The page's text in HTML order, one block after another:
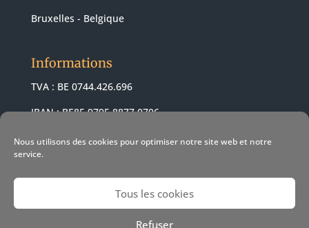
Nous utilisons des cookies pour optimiser notre site web et notre
service.
Tous les cookies
Refuser
Bruxelles - Belgique
Informations
TVA : BE 0744.426.696
IBAN : BE85 9795 8877 0706
BIC : ARSPBE22
© 2021 Revendeur Apple Pomme-z -